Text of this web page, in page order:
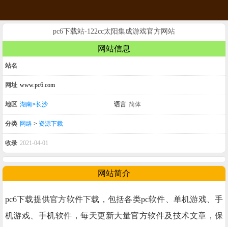
pc6下载站-122cc太阳集成游戏官方网站
网站信息
站名
网址 www.pc6.com
地区 湖南>长沙 语言 简体
分类 网络 > 资源下载
收录 2021-04-01
网站简介
pc6下载提供官方软件下载，包括各类pc软件、单机游戏、手
机游戏、手机软件，每天更新大量官方软件及技术文章，保